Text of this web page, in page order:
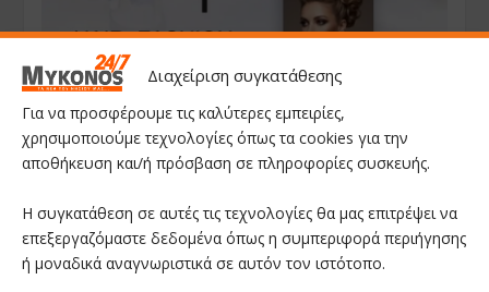
Διαχείριση συγκατάθεσης
Για να προσφέρουμε τις καλύτερες εμπειρίες,
χρησιμοποιούμε τεχνολογίες όπως τα cookies για την
αποθήκευση και/ή πρόσβαση σε πληροφορίες συσκευής.
Η συγκατάθεση σε αυτές τις τεχνολογίες θα μας επιτρέψει να
επεξεργαζόμαστε δεδομένα όπως η συμπεριφορά περιήγησης
ή μοναδικά αναγνωριστικά σε αυτόν τον ιστότοπο.